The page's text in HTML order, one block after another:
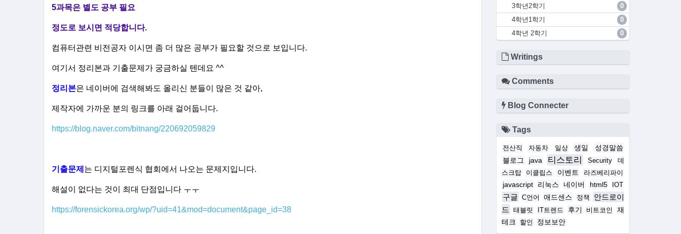
5과목은 별도 공부 필요
정도로 보시면 적당합니다.
컴퓨터관련 비전공자 이시면 좀 더 많은 공부가 필요할 것으로 보입니다.
여기서 정리본과 기출문제가 궁금하실 텐데요 ^^
정리본은 네이버에 검색해봐도 올리신 분들이 많은 것 같아,
제작자에 가까운 분의 링크를 아래 걸어둡니다.
https://blog.naver.com/bitnang/220692059829
기출문제 는 디지털포렌식 협회에서 나오는 문제지입니다.
해설이 없다는 것이 최대 단점입니다 ㅜㅜ
https://forensickorea.org/wp/?uid=41&mod=document&page_id=38
3학년2학기
0
4학년1학기
0
4학년 2학기
0
Writings
Comments
Blog Connecter
Tags
전산직 자동차 일상 생일
성경말씀
블로그
java 티스토리 Security
데
스크탑
이클립스 이벤트 라즈베리파이
javascript 리눅스 네이버 html5 IOT
구글 C언어 애드센스 정책
안드로이
드
태블릿 IT트렌드 후기 비트코인
재
테크
할인 정보보안